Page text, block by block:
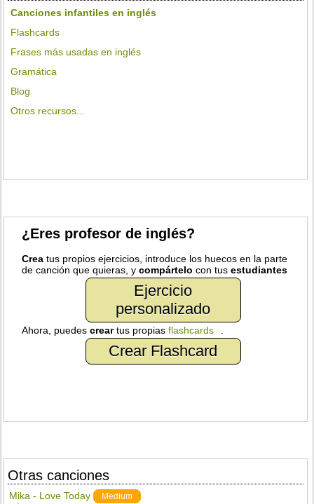
Canciones infantiles en inglés
Flashcards
Frases más usadas en inglés
Gramática
Blog
Otros recursos...
¿Eres profesor de inglés?
Crea tus propios ejercicios, introduce los huecos en la parte
de canción que quieras, ycompártelo con tusestudiantes
Ejercicio
personalizado
Ahora, puedescreartus propiasflashcards
Crear Flashcard
Otras canciones
Mika - Love Today Medium